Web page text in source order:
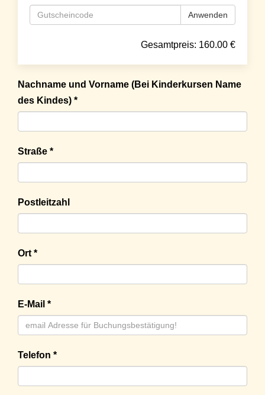
Anwenden
Gesamtpreis: 160.00 €
Nachname und Vorname (Bei Kinderkursen Name
des Kindes) *
Straße *
Postleitzahl
Ort *
E-Mail *
Telefon *